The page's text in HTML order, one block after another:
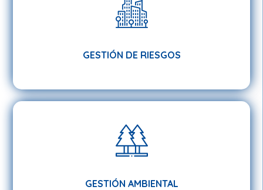
GESTIÓN DE RIESGOS
GESTIÓN DE RIESGOS
GESTIÓN AMBIENTAL
GESTIÓN AMBIENTAL